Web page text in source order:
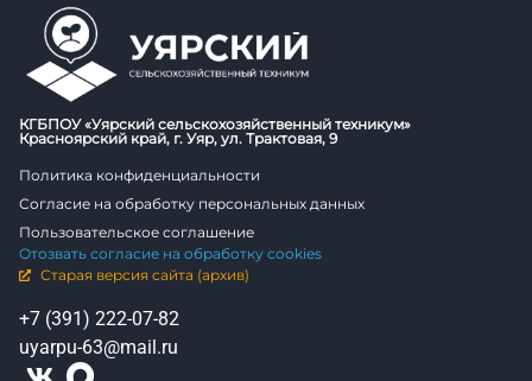
КГБПОУ «Уярский сельскохозяйственный техникум»
Красноярский край, г. Уяр, ул. Трактовая, 9
Политика конфиденциальности
Согласие на обработку персональных данных
Пользовательское соглашение
Отозвать согласие на обработку cookies
Старая версия сайта (архив)
+7 (391) 222-07-82
uyarpu-63@mail.ru